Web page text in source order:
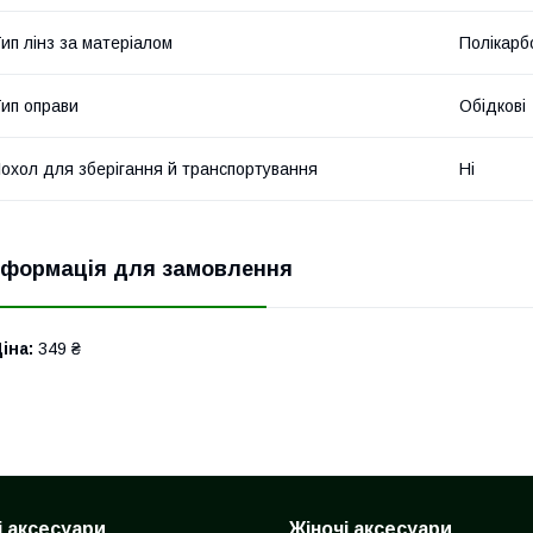
лінз за матеріалом
оправи Обідкові
для зберігання й транспортування Ні
для замовлення
349 ₴
аксесуари Жіночі аксесуари